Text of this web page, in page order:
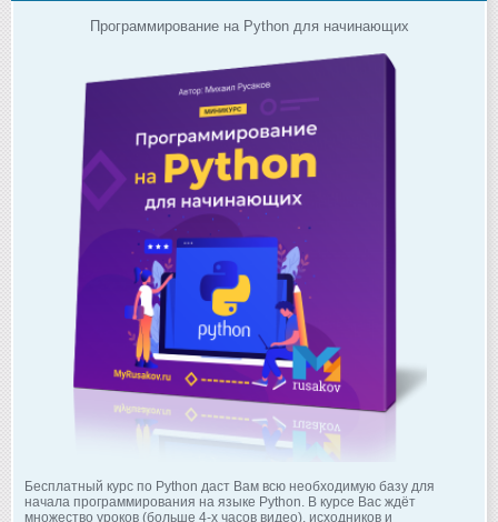
Программирование на Python для начинающих
Бесплатный курс по Python даст Вам всю необходимую базу для
начала программирования на языке Python. В курсе Вас ждёт
множество уроков (больше 4-х часов видео), исходников и